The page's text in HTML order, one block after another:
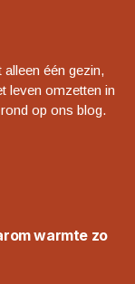
één gezin,
leven omzetten in
op ons blog.
warmte zo